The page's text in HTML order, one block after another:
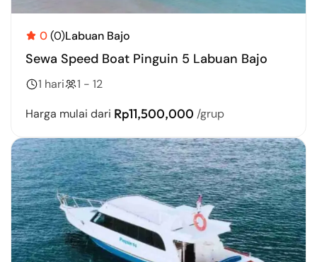
0(0)Labuan Bajo
Sewa Speed Boat Pinguin 5 Labuan Bajo
1 hari
1 - 12
Harga mulai dari Rp11,500,000 /grup